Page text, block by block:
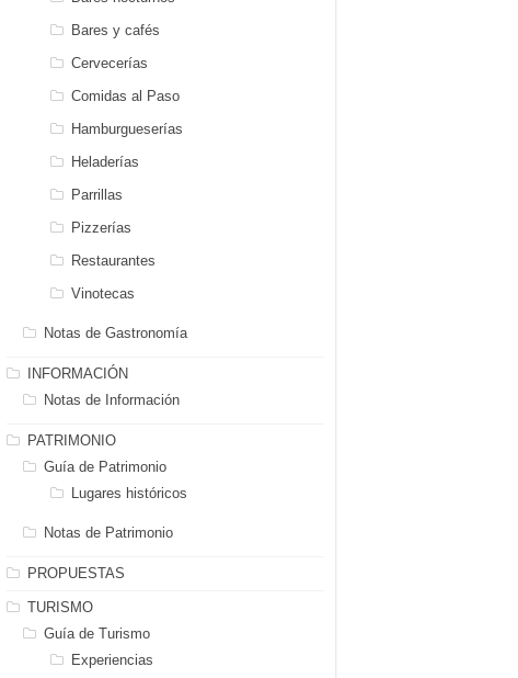
Bares y cafés
Cervecerías
Comidas al Paso
Hamburgueserías
Heladerías
Parrillas
Pizzerías
Restaurantes
Vinotecas
Notas de Gastronomía
INFORMACIÓN
Notas de Información
PATRIMONIO
Guía de Patrimonio
Lugares históricos
Notas de Patrimonio
PROPUESTAS
TURISMO
Guía de Turismo
Experiencias